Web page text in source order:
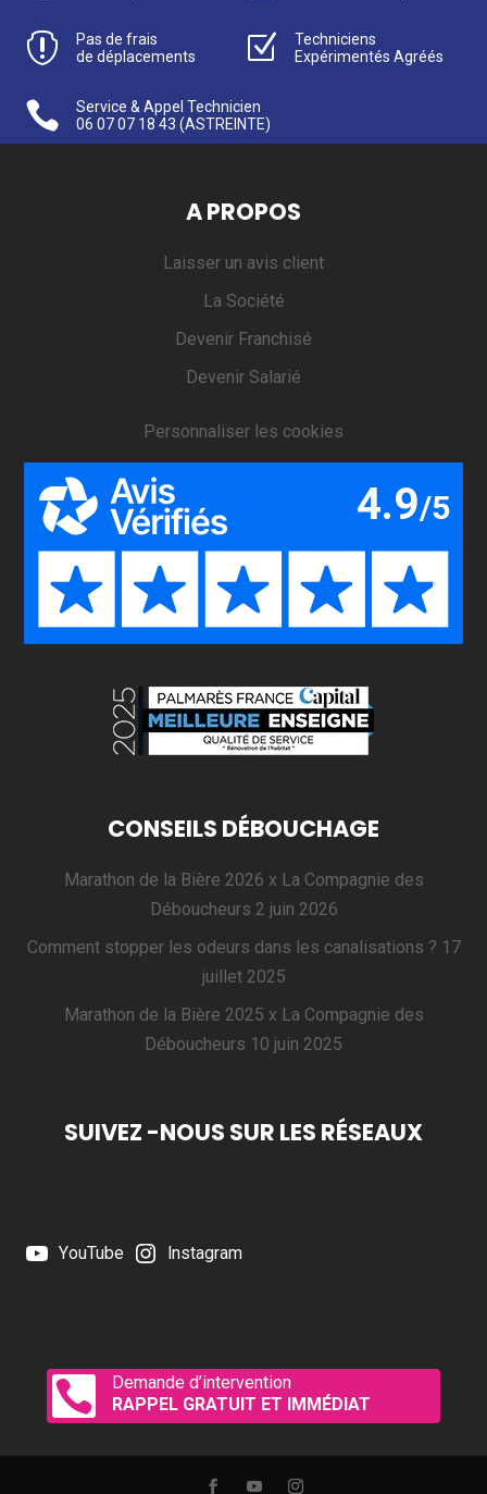

Pas de frais
de déplacements
Z
Techniciens
Expérimentés Agréés

Service & Appel Technicien
06 07 07 18 43 (ASTREINTE)
A PROPOS
Laisser un avis client
La Société
Devenir Franchisé
Devenir Salarié
Personnaliser les cookies
CONSEILS DÉBOUCHAGE
Marathon de la Bière 2026 x La Compagnie des
Déboucheurs 2 juin 2026
Comment stopper les odeurs dans les canalisations ? 17
juillet 2025
Marathon de la Bière 2025 x La Compagnie des
Déboucheurs 10 juin 2025
SUIVEZ -NOUS SUR LES RÉSEAUX
YouTube Instagram

Demande d’intervention
RAPPEL GRATUIT ET IMMÉDIAT